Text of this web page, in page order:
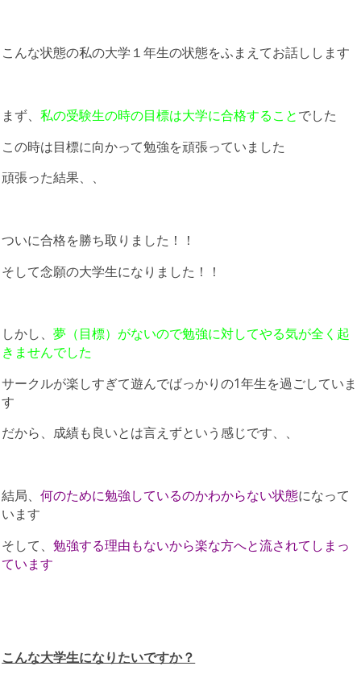
こんな状態の私の大学１年生の状態をふまえてお話しします
まず、私の受験生の時の目標は大学に合格することでした
この時は目標に向かって勉強を頑張っていました
頑張った結果、、
ついに合格を勝ち取りました！！
そして念願の大学生になりました！！
しかし、夢（目標）がないので勉強に対してやる気が全く起
きませんでした
サークルが楽しすぎて遊んでばっかりの1年生を過ごしていま
す
だから、成績も良いとは言えずという感じです、、
結局、何のために勉強しているのかわからない状態になって
います
そして、勉強する理由もないから楽な方へと流されてしまっ
ています
こんな大学生になりたいですか？